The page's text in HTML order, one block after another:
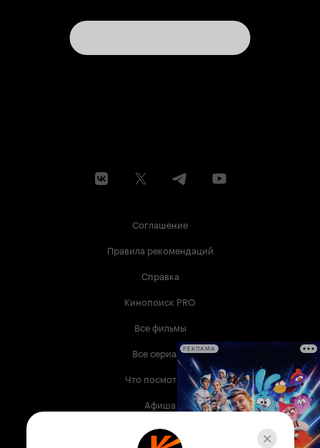
Соглашение
Правила рекомендаций
Справка
Кинопоиск PRO
Все фильмы
Все сериалы
Что посмотреть
Афиша
Музыка
РЕКЛАМА